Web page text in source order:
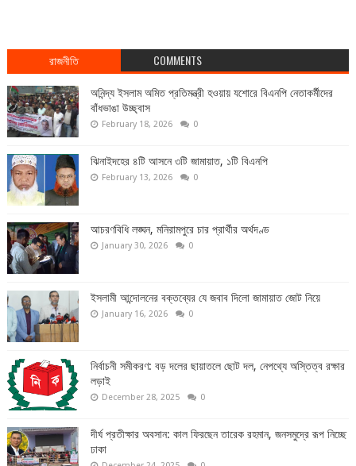
রাজনীতি COMMENTS
অনিন্দ্য ইসলাম অমিত প্রতিমন্ত্রী হওয়ায় যশোরে বিএনপি নেতাকর্মীদের
বাঁধভাঙা উচ্ছ্বাস
February 18, 2026 0
ঝিনাইদহের ৪টি আসনে ৩টি জামায়াত, ১টি বিএনপি
February 13, 2026 0
আচরণবিধি লঙ্ঘন, মনিরামপুরে চার প্রার্থীর অর্থদণ্ড
January 30, 2026 0
ইসলামী আন্দোলনের বক্তব্যের যে জবাব দিলো জামায়াত জোট নিয়ে
January 16, 2026 0
নির্বাচনী সমীকরণ: বড় দলের ছায়াতলে ছোট দল, নেপথ্যে অস্তিত্ব রক্ষার
লড়াই
December 28, 2025 0
দীর্ঘ প্রতীক্ষার অবসান: কাল ফিরছেন তারেক রহমান, জনসমুদ্রে রূপ নিচ্ছে
ঢাকা